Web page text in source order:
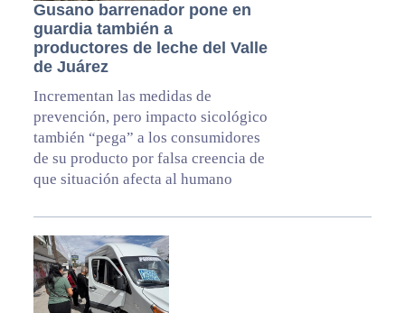
Gusano barrenador pone en
guardia también a
productores de leche del Valle
de Juárez
Incrementan las medidas de
prevención, pero impacto sicológico
también “pega” a los consumidores
de su producto por falsa creencia de
que situación afecta al humano